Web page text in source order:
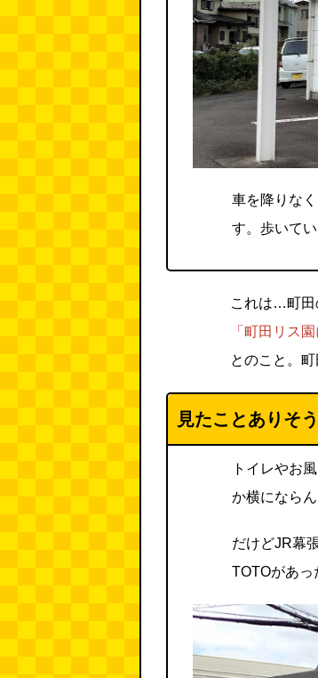
車を降りな
す。歩いて
これは…町田
「町田リス
とのこと。
見たことありそ
トイレやお
か横になら
だけどJR幕
TOTOがあっ